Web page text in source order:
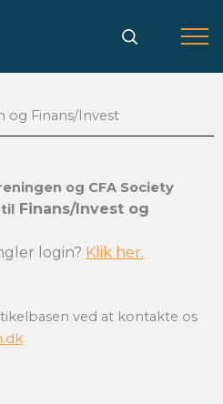
og Finans/Invest
og CFA Society
til Finans/Invest og
login? Klik her.
ved at kontakte os